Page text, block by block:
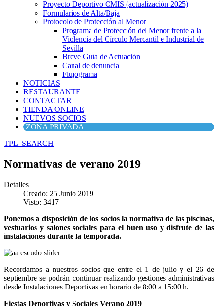
Proyecto Deportivo CMIS (actualización 2025)
Formularios de Alta/Baja
Protocolo de Protección al Menor
Programa de Protección del Menor frente a la
Violencia del Círculo Mercantil e Industrial de
Sevilla
Breve Guía de Actuación
Canal de denuncia
Flujograma
NOTICIAS
RESTAURANTE
CONTACTAR
TIENDA ONLINE
NUEVOS SOCIOS
ZONA PRIVADA
TPL_SEARCH
Normativas de verano 2019
Detalles
Creado: 25 Junio 2019
Visto: 3417
Ponemos a disposición de los socios la normativa de las piscinas,
vestuarios y salones sociales para el buen uso y disfrute de las
instalaciones durante la temporada.
Recordamos a nuestros socios que entre el 1 de julio y el 26 de
septiembre se podrán continuar realizando gestiones administrativas
desde Instalaciones Deportivas en horario de 8:00 a 15:00 h.
Fiestas Deportivas y Sociales Verano 2019